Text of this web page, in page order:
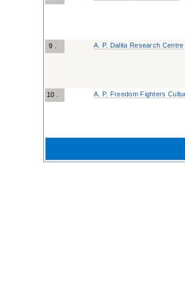
9 . A. P. Dalita Research Centre
10 . A. P. Freedom Fighters